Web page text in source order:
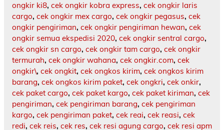
ongkir ki8, cek ongkir kobra express, cek ongkir laris
cargo, cek ongkir mex cargo, cek ongkir pegasus, cek
ongkir pengiriman, cek ongkir pengiriman hewan, cek
ongkir semua ekspedisi 2020, cek ongkir sentral cargo,
cek ongkir sn cargo, cek ongkir tam cargo, cek ongkir
termurah, cek ongkir wahana, cek ongkir.com, cek
ongkir\, cek ongkit, cek ongkos kirim, cek ongkos kirim
barang, cek ongkos kirim paket, cek ongkri, cek onkir,
cek paket cargo, cek paket kargo, cek paket kiriman, cek
pengiriman, cek pengiriman barang, cek pengiriman
kargo, cek pengiriman paket, cek reai, cek reasi, cek
redi, cek reis, cek res, cek resi agung cargo, cek resi apm